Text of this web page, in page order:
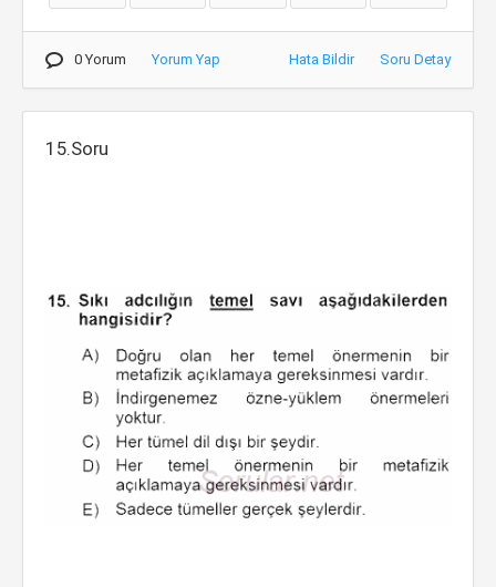
0 Yorum Yorum Yap Hata Bildir Soru Detay
15.Soru